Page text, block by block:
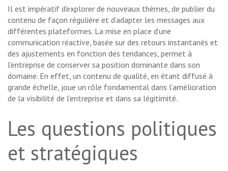
Il est impératif d’explorer de nouveaux thèmes, de publier du
contenu de façon régulière et d’adapter les messages aux
différentes plateformes. La mise en place d’une
communication réactive, basée sur des retours instantanés et
des ajustements en fonction des tendances, permet à
l’entreprise de conserver sa position dominante dans son
domaine. En effet, un contenu de qualité, en étant diffusé à
grande échelle, joue un rôle fondamental dans l’amélioration
de la visibilité de l’entreprise et dans sa légitimité.
Les questions politiques
et stratégiques